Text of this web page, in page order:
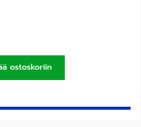
ostoskoriin